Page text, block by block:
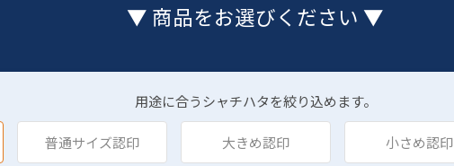
▼ 商品をお選びください ▼
用途に合うシャチハタを絞り込めます。
普通サイズ認印 大きめ認印 小さめ認印